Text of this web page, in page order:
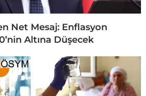
Net Mesaj: Enflasyon
Altına Düşecek